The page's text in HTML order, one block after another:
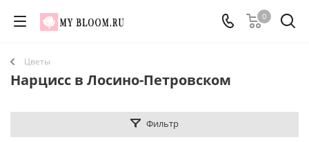
0
Цветы
Нарцисс в Лосино-Петровском
Фильтр